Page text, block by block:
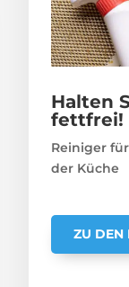
Halten
fettfrei!
Reiniger
der Küche
ZU DEN